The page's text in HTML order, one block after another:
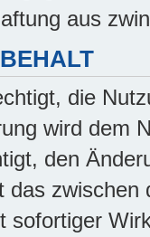
aus
die
wird dem
den
das
sofortiger